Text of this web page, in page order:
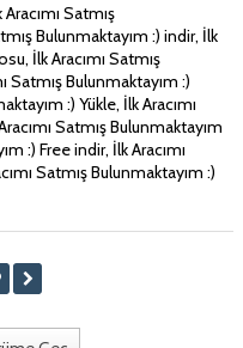
Satmış
Bulunmaktayım :) indir, İlk
İlk Aracımı Satmış
Satmış Bulunmaktayım :)
:) Yükle, İlk Aracımı
Satmış Bulunmaktayım
:) Free indir, İlk Aracımı
Satmış Bulunmaktayım :)